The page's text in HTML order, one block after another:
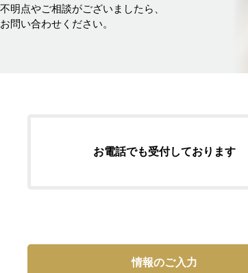
明点やご相談がございましたら、
問い合わせください。
お電話でも受付しております
情報のご入力